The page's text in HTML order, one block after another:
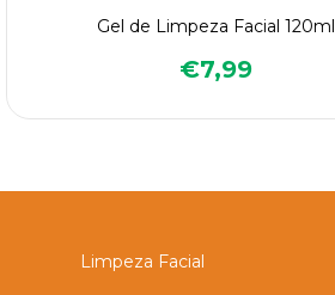
Gel de Limpeza Facial 120ml
€7,99
Limpeza Facial